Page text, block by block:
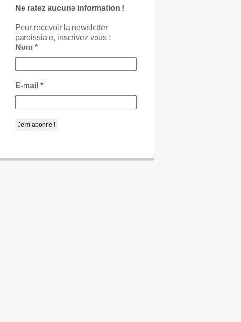
Ne ratez aucune information !
Pour recevoir la newsletter
paroissiale, inscrivez vous :
Nom *
E-mail *